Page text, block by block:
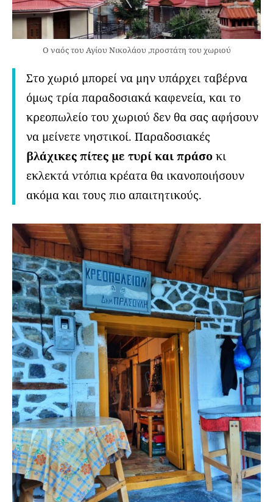
Ο ναός του Αγίου Νικολάου ,προστάτη του χωριού
Στο χωριό μπορεί να μην υπάρχει ταβέρνα
όμως τρία παραδοσιακά καφενεία, και το
κρεοπωλείο του χωριού δεν θα σας αφήσουν
να μείνετε νηστικοί. Παραδοσιακές
βλάχικες πίτες με τυρί και πράσοκι
εκλεκτά ντόπια κρέατα θα ικανοποιήσουν
ακόμα και τους πιο απαιτητικούς.